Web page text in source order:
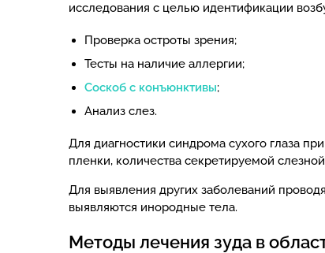
исследования с целью идентификации
Проверка остроты зрения;
Тесты на наличие аллергии;
Соскоб с конъюнктивы;
Анализ слез.
Для диагностики синдрома сухого глаза
пленки, количества секретируемой
Для выявления других заболеваний
выявляются инородные тела.
Методы лечения зуда в